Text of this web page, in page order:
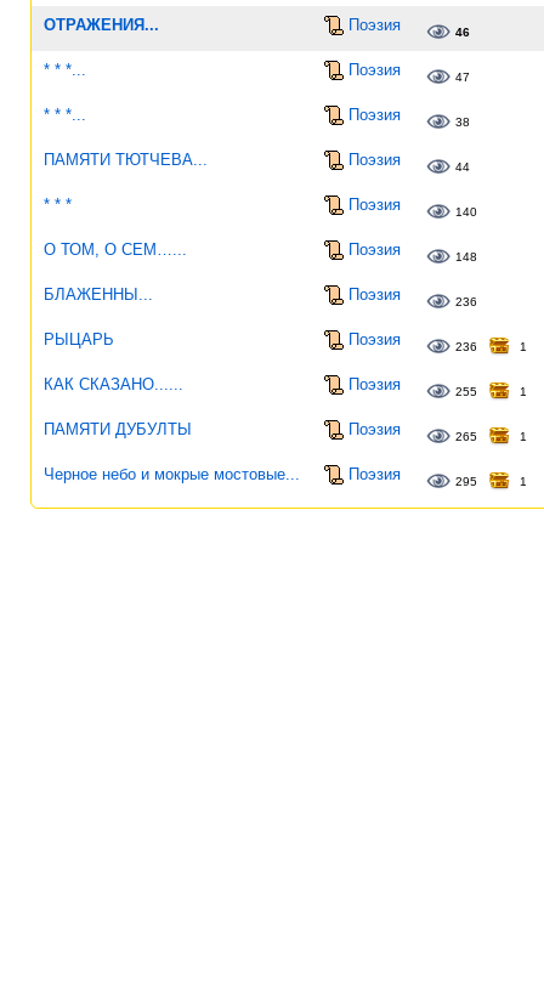
ОТРАЖЕНИЯ... Поэзия 46
* * *... Поэзия 47
* * *... Поэзия 38
ПАМЯТИ ТЮТЧЕВА... Поэзия 44
* * * Поэзия 140
О ТОМ, О СЕМ…... Поэзия 148
БЛАЖЕННЫ... Поэзия 236
РЫЦАРЬ Поэзия 236 1
КАК СКАЗАНО...... Поэзия 255 1
ПАМЯТИ ДУБУЛТЫ Поэзия 265 1
Черное небо и мокрые мостовые... Поэзия 295 1